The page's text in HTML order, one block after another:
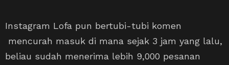
Instagram Lofa pun bertubi-tubi komen
mencurah masuk di mana sejak 3 jam yang lalu,
beliau sudah menerima lebih 9,000 pesanan